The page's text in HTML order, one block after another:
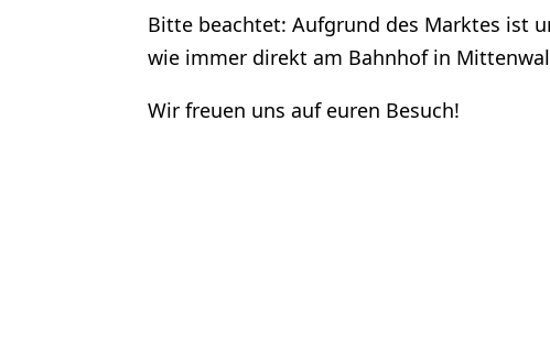
Bitte beachtet: Aufgrund des Marktes ist
wie immer direkt am Bahnhof in
Wir freuen uns auf euren Besuch!